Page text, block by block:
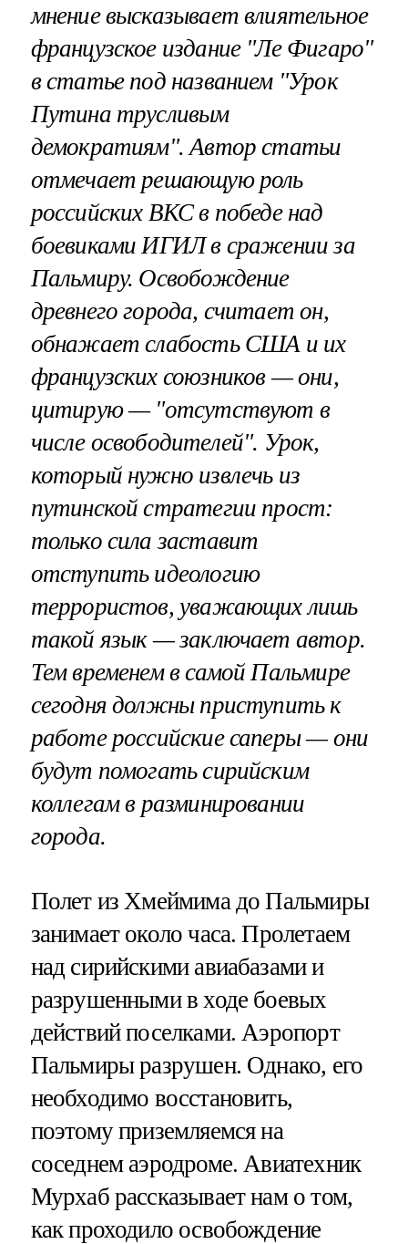
мнение высказывает влиятельное
французское издание "Ле Фигаро"
в статье под названием "Урок
Путина трусливым
демократиям". Автор статьи
отмечает решающую роль
российских ВКС в победе над
боевиками ИГИЛ в сражении за
Пальмиру. Освобождение
древнего города, считает он,
обнажает слабость США и их
французских союзников — они,
цитирую — "отсутствуют в
числе освободителей". Урок,
который нужно извлечь из
путинской стратегии прост:
только сила заставит
отступить идеологию
террористов, уважающих лишь
такой язык — заключает автор.
Тем временем в самой Пальмире
сегодня должны приступить к
работе российские саперы — они
будут помогать сирийским
коллегам в разминировании
города.
Полет из Хмеймима до Пальмиры
занимает около часа. Пролетаем
над сирийскими авиабазами и
разрушенными в ходе боевых
действий поселками. Аэропорт
Пальмиры разрушен. Однако, его
необходимо восстановить,
поэтому приземляемся на
соседнем аэродроме. Авиатехник
Мурхаб рассказывает нам о том,
как проходило освобождение